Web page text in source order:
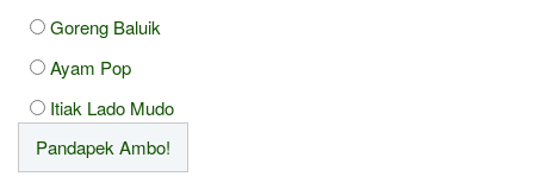
Goreng Baluik
Ayam Pop
Itiak Lado Mudo